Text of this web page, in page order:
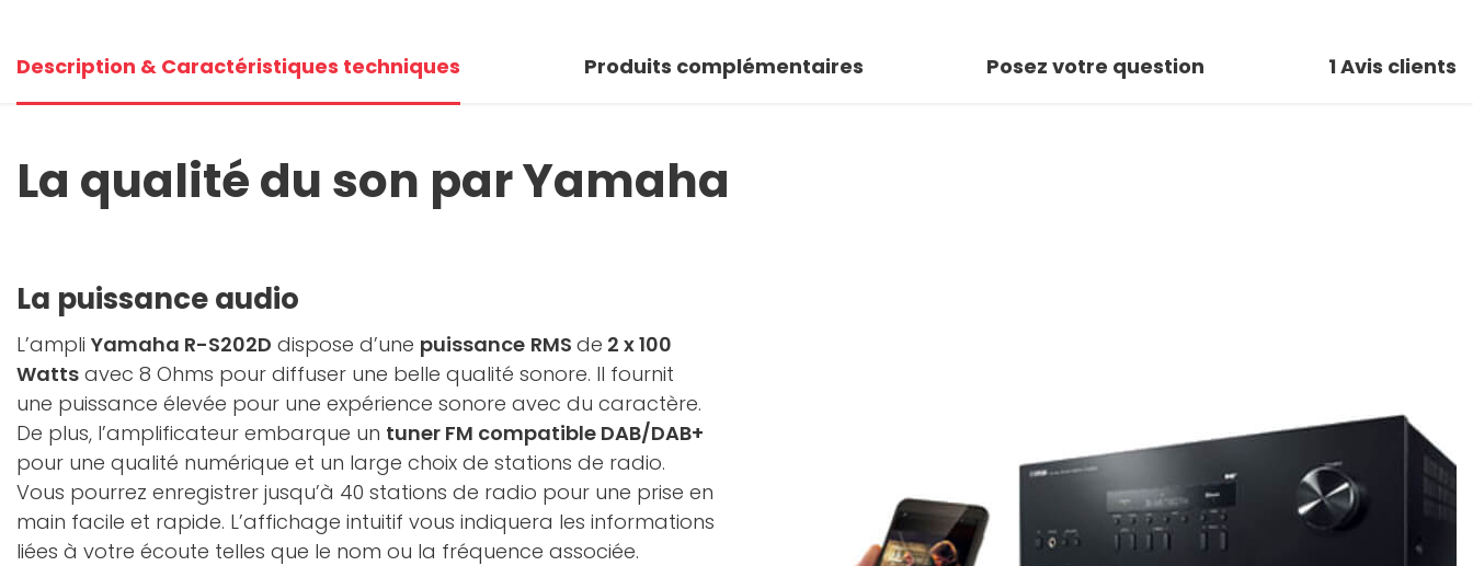
Description & Caractéristiques techniques Produits complémentaires Posez votre question 1Avis clients
La qualité du son par Yamaha
La puissance audio
L’ampli Yamaha R-S202D dispose d’une puissance RMS de 2 x 100
Watts avec 8 Ohms pour diffuser une belle qualité sonore. Il fournit
une puissance élevée pour une expérience sonore avec du caractère.
De plus, l’amplificateur embarque un tuner FM compatible DAB/DAB+
pour une qualité numérique et un large choix de stations de radio.
Vous pourrez enregistrer jusqu’à 40 stations de radio pour une prise en
main facile et rapide. L’affichage intuitif vous indiquera les informations
liées à votre écoute telles que le nom ou la fréquence associée.